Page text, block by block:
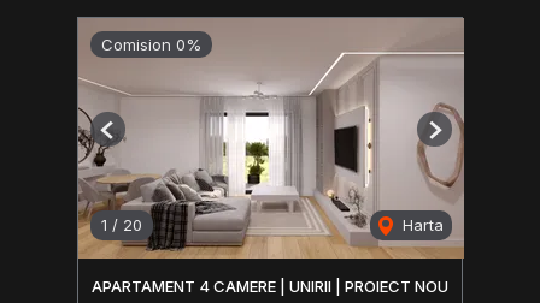
Comision 0%
1 / 20 Harta
Previous Next
APARTAMENT 4 CAMERE | UNIRII | PROIECT NOU